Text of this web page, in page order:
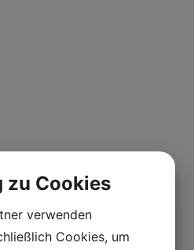
und duktile Materialien.
zu Cookies
verwenden
Cookies, um